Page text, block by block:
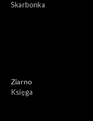
Skarbonka
Ziarno
Księga